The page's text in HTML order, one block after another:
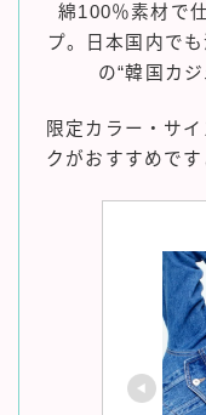
綿100％素材で
プ。日本国内で
の“韓国カ
限定カラー・サ
クがおすすめで